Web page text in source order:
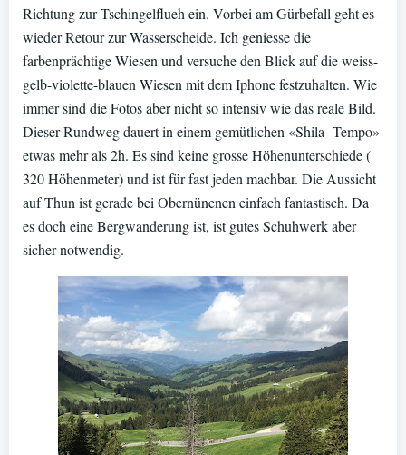
Richtung zur Tschingelflueh ein. Vorbei am Gürbefall geht es
wieder Retour zur Wasserscheide. Ich geniesse die
farbenprächtige Wiesen und versuche den Blick auf die weiss-
gelb-violette-blauen Wiesen mit dem Iphone festzuhalten. Wie
immer sind die Fotos aber nicht so intensiv wie das reale Bild.
Dieser Rundweg dauert in einem gemütlichen «Shila- Tempo»
etwas mehr als 2h. Es sind keine grosse Höhenunterschiede (
320 Höhenmeter) und ist für fast jeden machbar. Die Aussicht
auf Thun ist gerade bei Obernünenen einfach fantastisch. Da
es doch eine Bergwanderung ist, ist gutes Schuhwerk aber
sicher notwendig.